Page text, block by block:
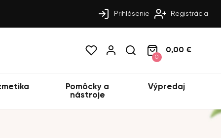
Prihlásenie Registrácia
0
0,00 €
Pomôcky a
nástroje
Výpredaj